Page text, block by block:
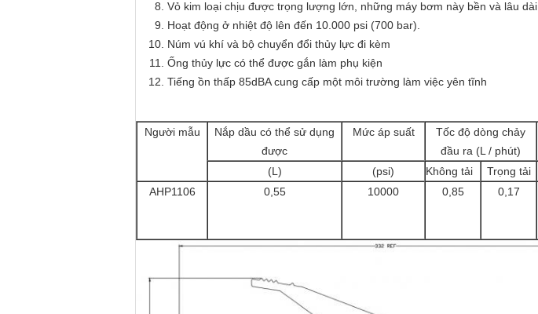
Vỏ kim loại chịu được trọng lượng lớn, những máy bơm này bền và lâu dài.
Hoạt động ở nhiệt độ lên đến 10.000 psi (700 bar).
Núm vú khí và bộ chuyển đổi thủy lực đi kèm
Ống thủy lực có thể được gắn làm phụ kiện
Tiếng ồn thấp 85dBA cung cấp một môi trường làm việc yên tĩnh
Người mẫu
Nắp dầu có thể sử dụng
được
Mức áp suất
Tốc độ dòng chảy
đầu ra (L / phút)
(L) (psi) Không tải Trọng tải
AHP1106
0,55 10000 0,85 0,17